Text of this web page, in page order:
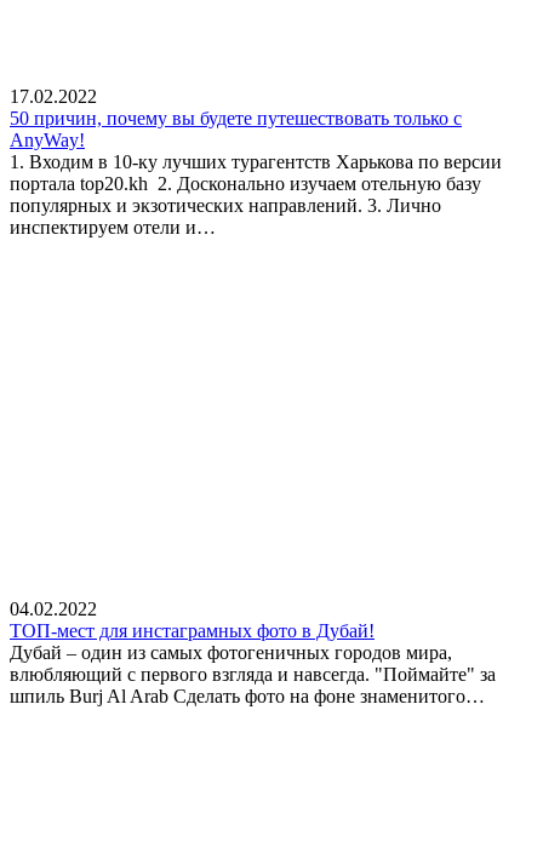
17.02.2022
50 причин, почему вы будете путешествовать только с
AnyWay!
1. Входим в 10-ку лучших турагентств Харькова по версии
портала top20.kh 2. Досконально изучаем отельную базу
популярных и экзотических направлений. 3. Лично
инспектируем отели и…
04.02.2022
ТОП-мест для инстаграмных фото в Дубай!
Дубай – один из самых фотогеничных городов мира,
влюбляющий с первого взгляда и навсегда. "Поймайте" за
шпиль Burj Al Arab Сделать фото на фоне знаменитого…